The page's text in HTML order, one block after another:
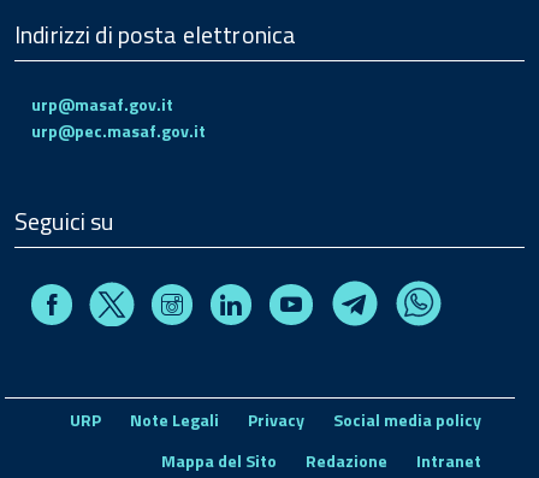
Indirizzi di posta elettronica
urp@masaf.gov.it
urp@pec.masaf.gov.it
Seguici su
FacebookX InstagramLinkedin Youtube TelegramWhatsapp
URP Note Legali Privacy
Social media policy
Mappa del Sito
Redazione Intranet